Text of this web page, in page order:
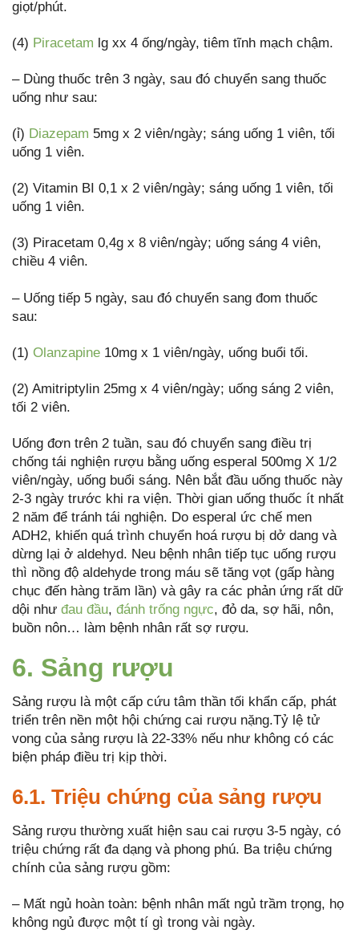
giọt/phút.
(4) Piracetam lg xx 4 ống/ngày, tiêm tĩnh mạch chậm.
– Dùng thuốc trên 3 ngày, sau đó chuyển sang thuốc
uống như sau:
(ỉ) Diazepam 5mg x 2 viên/ngày; sáng uống 1 viên, tối
uống 1 viên.
(2) Vitamin BI 0,1 x 2 viên/ngày; sáng uống 1 viên, tối
uống 1 viên.
(3) Piracetam 0,4g x 8 viên/ngày; uống sáng 4 viên,
chiều 4 viên.
– Uống tiếp 5 ngày, sau đó chuyển sang đom thuốc
sau:
(1) Olanzapine 10mg x 1 viên/ngày, uống buổi tối.
(2) Amitriptylin 25mg x 4 viên/ngày; uống sáng 2 viên,
tối 2 viên.
Uống đơn trên 2 tuần, sau đó chuyển sang điều trị
chống tái nghiện rượu bằng uống esperal 500mg X 1/2
viên/ngày, uống buổi sáng. Nên bắt đầu uống thuốc này
2-3 ngày trước khi ra viện. Thời gian uống thuốc ít nhất
2 năm để tránh tái nghiện. Do esperal ức chế men
ADH2, khiến quá trình chuyển hoá rượu bị dở dang và
dừng lại ở aldehyd. Neu bệnh nhân tiếp tục uống rượu
thì nồng độ aldehyde trong máu sẽ tăng vọt (gấp hàng
chục đến hàng trăm lần) và gây ra các phản ứng rất dữ
dội như đau đầu, đánh trống ngực, đỏ da, sợ hãi, nôn,
buồn nôn… làm bệnh nhân rất sợ rượu.
6. Sảng rượu
Sảng rượu là một cấp cứu tâm thần tối khẩn cấp, phát
triển trên nền một hội chứng cai rượu nặng.Tỷ lệ tử
vong của sảng rượu là 22-33% nếu như không có các
biện pháp điều trị kịp thời.
6.1. Triệu chứng của sảng rượu
Sảng rượu thường xuất hiện sau cai rượu 3-5 ngày, có
triệu chứng rất đa dạng và phong phú. Ba triệu chứng
chính của sảng rượu gồm:
– Mất ngủ hoàn toàn: bệnh nhân mất ngủ trầm trọng, họ
không ngủ được một tí gì trong vài ngày.